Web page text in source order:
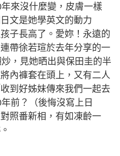
來沒什麼變，皮膚一樣
文是她學英文的動力
子長高了。愛妳！永遠的
帶徐若瑄於去年分享的一
，見她晒出與保田圭的半
內褲套在頭上，又有二人
到好姊妹傳來我們一起去
前？（後悔沒寫上日
照番新相，有如凍齡一